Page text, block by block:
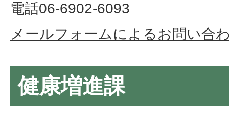
電話06-6902-6093
メールフォームによるお問い合
健康増進課